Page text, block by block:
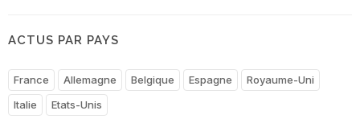
ACTUS PAR PAYS
France Allemagne Belgique Espagne
Royaume-Uni
Italie
Etats-Unis